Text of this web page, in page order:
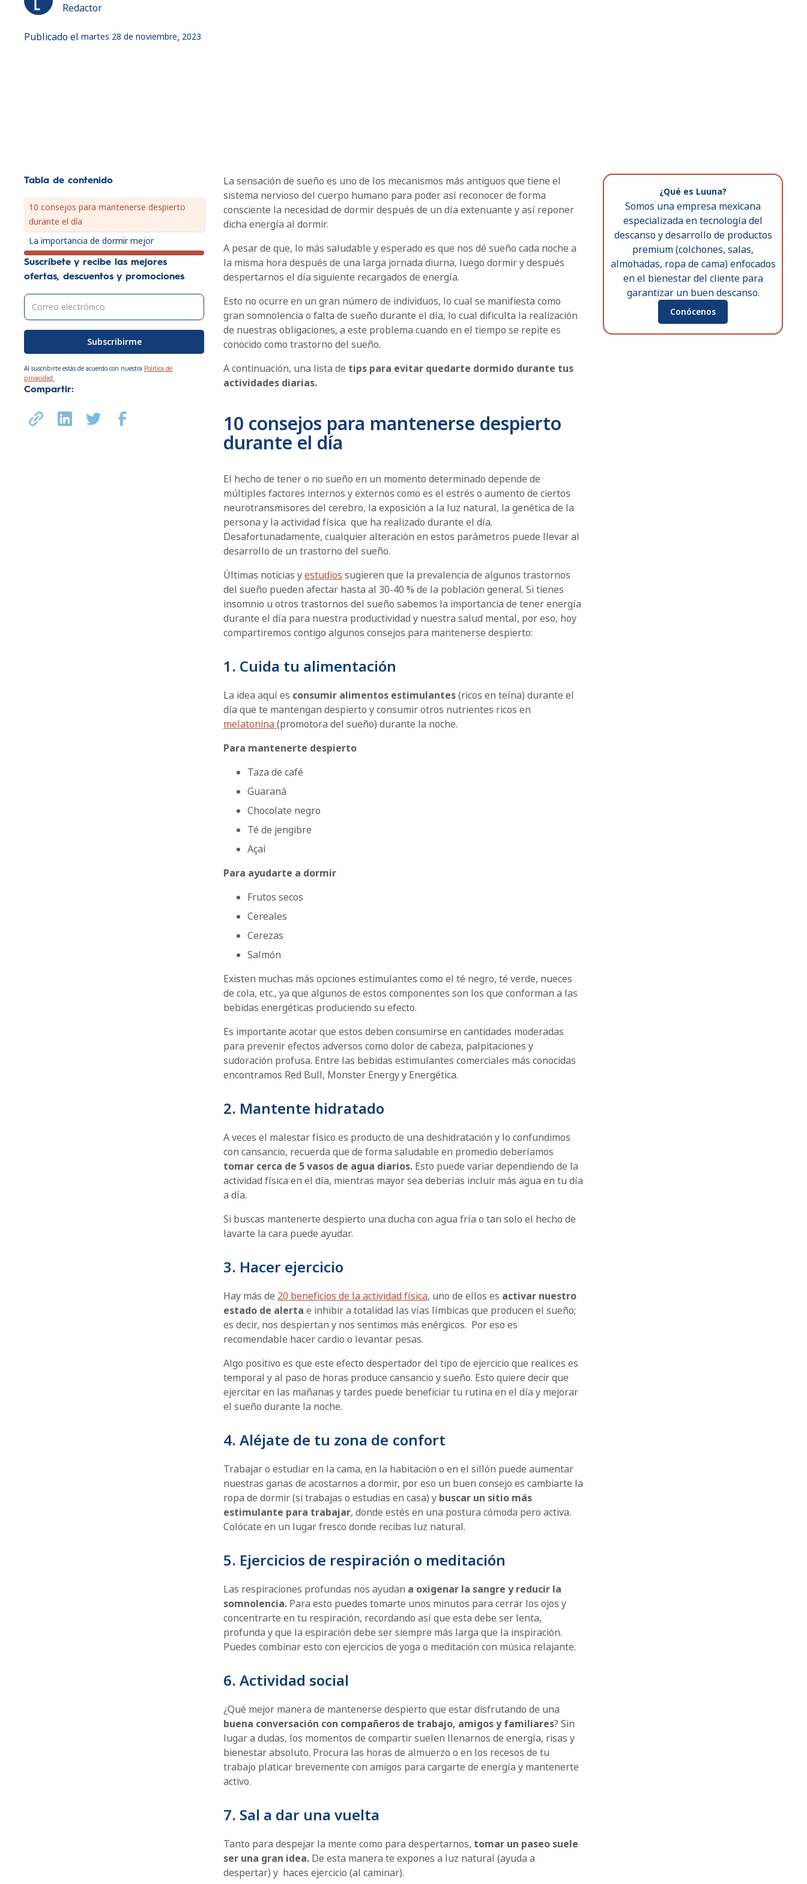
Redactor
Publicado el martes 28 de noviembre, 2023
Tabla de contenido
10 consejos para mantenerse despierto
durante el día
La importancia de dormir mejor
Suscríbete y recibe las mejores
ofertas, descuentos y promociones
Al suscribirte estás de acuerdo con nuestra Política de
privacidad.
Compartir:
La sensación de sueño es uno de los mecanismos más antiguos que tiene el
sistema nervioso del cuerpo humano para poder así reconocer de forma
consciente la necesidad de dormir después de un día extenuante y así reponer
dicha energía al dormir.
A pesar de que, lo más saludable y esperado es que nos dé sueño cada noche a
la misma hora después de una larga jornada diurna, luego dormir y después
despertarnos el día siguiente recargados de energía.
Esto no ocurre en un gran número de individuos, lo cual se manifiesta como
gran somnolencia o falta de sueño durante el día, lo cual dificulta la realización
de nuestras obligaciones, a este problema cuando en el tiempo se repite es
conocido como trastorno del sueño.
A continuación, una lista de tips para evitar quedarte dormido durante tus
actividades diarias.
10 consejos para mantenerse despierto
durante el día
El hecho de tener o no sueño en un momento determinado depende de
múltiples factores internos y externos como es el estrés o aumento de ciertos
neurotransmisores del cerebro, la exposición a la luz natural, la genética de la
persona y la actividad física que ha realizado durante el día.
Desafortunadamente, cualquier alteración en estos parámetros puede llevar al
desarrollo de un trastorno del sueño.
Últimas noticias yestudios sugieren que la prevalencia de algunos trastornos
del sueño pueden afectar hasta al 30-40 % de la población general. Si tienes
insomnio u otros trastornos del sueño sabemos la importancia de tener energía
durante el día para nuestra productividad y nuestra salud mental, por eso, hoy
compartiremos contigo algunos consejos para mantenerse despierto:
1. Cuida tu alimentación
La idea aquí es consumir alimentos estimulantes(ricos en teína) durante el
día que te mantengan despierto y consumir otros nutrientes ricos en
melatonina(promotora del sueño) durante la noche.
Para mantenerte despierto
Taza de café
Guaraná
Chocolate negro
Té de jengibre
Açaí
Para ayudarte a dormir
Frutos secos
Cereales
Cerezas
Salmón
Existen muchas más opciones estimulantes como el té negro, té verde, nueces
de cola, etc., ya que algunos de estos componentes son los que conforman a las
bebidas energéticas produciendo su efecto.
Es importante acotar que estos deben consumirse en cantidades moderadas
para prevenir efectos adversos como dolor de cabeza, palpitaciones y
sudoración profusa. Entre las bebidas estimulantes comerciales más conocidas
encontramos Red Bull, Monster Energy y Energética.
2. Mantente hidratado
A veces el malestar físico es producto de una deshidratación y lo confundimos
con cansancio, recuerda que de forma saludable en promedio deberíamos
tomar cerca de 5 vasos de agua diarios. Esto puede variar dependiendo de la
actividad física en el día, mientras mayor sea deberías incluir más agua en tu día
a día.
Si buscas mantenerte despierto una ducha con agua fría o tan solo el hecho de
lavarte la cara puede ayudar.
3. Hacer ejercicio
Hay más de 20 beneficios de la actividad física, uno de ellos es activar nuestro
estado de alerta e inhibir a totalidad las vías límbicas que producen el sueño;
es decir, nos despiertan y nos sentimos más enérgicos. Por eso es
recomendable hacer cardio o levantar pesas.
Algo positivo es que este efecto despertador del tipo de ejercicio que realices es
temporal y al paso de horas produce cansancio y sueño. Esto quiere decir que
ejercitar en las mañanas y tardes puede beneficiar tu rutina en el día y mejorar
el sueño durante la noche.
4. Aléjate de tu zona de confort
Trabajar o estudiar en la cama, en la habitación o en el sillón puede aumentar
nuestras ganas de acostarnos a dormir, por eso un buen consejo es cambiarte la
ropa de dormir (si trabajas o estudias en casa) y buscar un sitio más
estimulante para trabajar, donde estés en una postura cómoda pero activa.
Colócate en un lugar fresco donde recibas luz natural.
5. Ejercicios de respiración o meditación
Las respiraciones profundas nos ayudan a oxigenar la sangre y reducir la
somnolencia. Para esto puedes tomarte unos minutos para cerrar los ojos y
concentrarte en tu respiración, recordando así que esta debe ser lenta,
profunda y que la espiración debe ser siempre más larga que la inspiración.
Puedes combinar esto con ejercicios de yoga o meditación con música relajante.
6. Actividad social
¿Qué mejor manera de mantenerse despierto que estar disfrutando de una
buena conversación con compañeros de trabajo, amigos y familiares? Sin
lugar a dudas, los momentos de compartir suelen llenarnos de energía, risas y
bienestar absoluto. Procura las horas de almuerzo o en los recesos de tu
trabajo platicar brevemente con amigos para cargarte de energía y mantenerte
activo.
7. Sal a dar una vuelta
Tanto para despejar la mente como para despertarnos, tomar un paseo suele
ser una gran idea. De esta manera te expones a luz natural (ayuda a
despertar) y haces ejercicio (al caminar).
¿Qué es Luuna?
Somos una empresa mexicana
especializada en tecnología del
descanso y desarrollo de productos
premium (colchones, salas,
almohadas, ropa de cama) enfocados
en el bienestar del cliente para
garantizar un buen descanso.
Conócenos